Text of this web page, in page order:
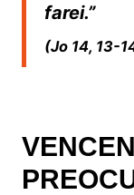
farei.”
(Jo 14, 13-